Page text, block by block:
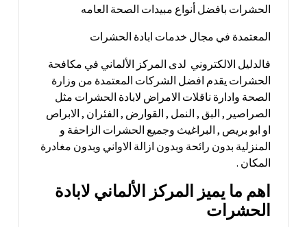
الحشرات بافضل أنواع مبيدات الصحة العامه
المعتمدة في مجال خدمات ابادة الحشرات
فالدليل الالكتروني لدى المركز الألماني في مكافحة
الحشرات يقدم افضل الشركات المعتمدة من وزارة
الصحة وادارة ناقلات الامراض لابادة الحشرات مثل
الصراصير , البق , النمل , القوارض , الفئران , الابراص
او ابو بريص , البراغيث وجميع الحشرات الزاحفة و
المنزلية بدون رائحة وبدون ازالة الاواني وبدون مغادرة
المكان .
اهم ما يميز المركز الألماني لابادة
الحشرات